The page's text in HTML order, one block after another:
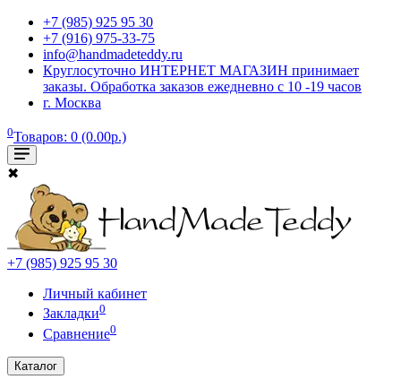
+7 (985) 925 95 30
+7 (916) 975-33-75
info@handmadeteddy.ru
Круглосуточно ИНТЕРНЕТ МАГАЗИН принимает
заказы. Обработка заказов ежедневно с 10 -19 часов
г. Москва
0Товаров: 0 (0.00р.)
✖
+7 (985) 925 95 30
Личный кабинет
Закладки0
Сравнение0
Каталог